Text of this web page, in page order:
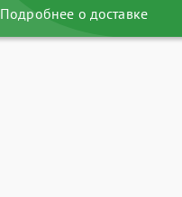
Подробнее о доставке